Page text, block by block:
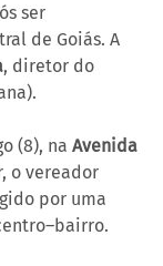
ser
de Goiás. A
, diretor do
(8), na Avenida
o vereador
por uma